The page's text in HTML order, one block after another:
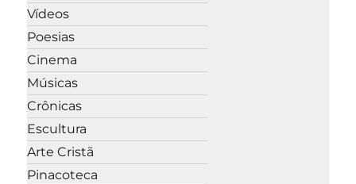
Vídeos
Poesias
Cinema
Músicas
Crônicas
Escultura
Arte Cristã
Pinacoteca